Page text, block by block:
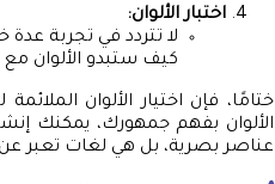
اختبار الألوان:
لا تتردد في تجربة
كيف ستبدو الألوان
ختامًا، فإن اختيار الألوان
الألوان بفهم جمهورك، يمكنك
عناصر بصرية، بل هي لغات تعبر عن